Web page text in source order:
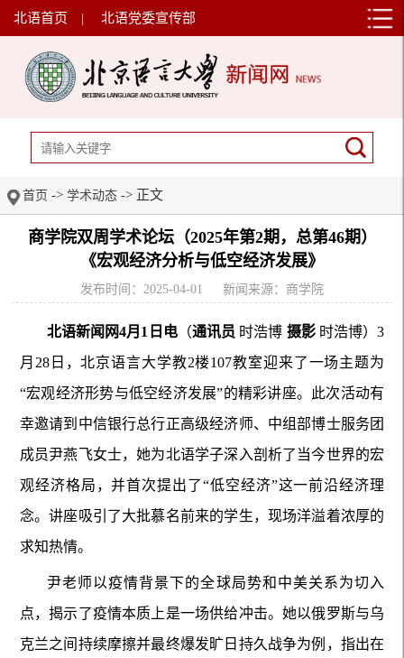
北语首页 | 北语党委宣传部
首页 -> 学术动态 -> 正文
商学院双周学术论坛（2025年第2期，总第46期）
《宏观经济分析与低空经济发展》
发布时间：2025-04-01 新闻来源：商学院
北语新闻网4月1日电（通讯员 时浩博 摄影 时浩博）3
月28日，北京语言大学教2楼107教室迎来了一场主题为
“宏观经济形势与低空经济发展”的精彩讲座。此次活动有
幸邀请到中信银行总行正高级经济师、中组部博士服务团
成员尹燕飞女士，她为北语学子深入剖析了当今世界的宏
观经济格局，并首次提出了“低空经济”这一前沿经济理
念。讲座吸引了大批慕名前来的学生，现场洋溢着浓厚的
求知热情。
尹老师以疫情背景下的全球局势和中美关系为切入
点，揭示了疫情本质上是一场供给冲击。她以俄罗斯与乌
克兰之间持续摩擦并最终爆发旷日持久战争为例，指出在